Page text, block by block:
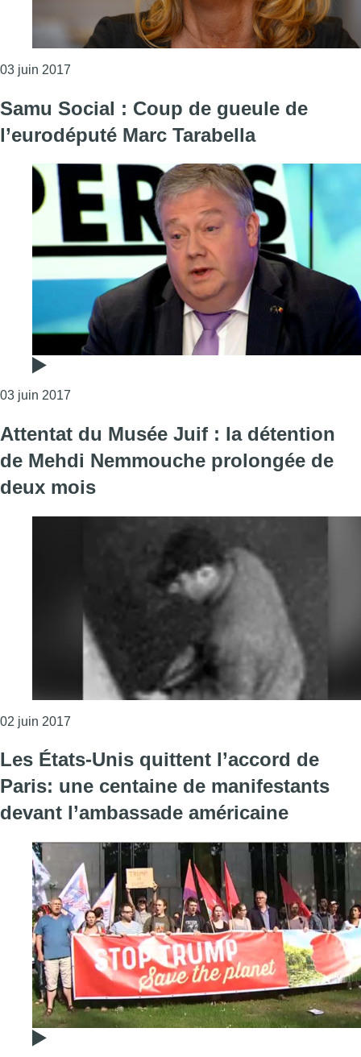
03 juin 2017
Samu Social : Coup de gueule de
l’eurodéputé Marc Tarabella
03 juin 2017
Attentat du Musée Juif : la détention
de Mehdi Nemmouche prolongée de
deux mois
02 juin 2017
Les États-Unis quittent l’accord de
Paris: une centaine de manifestants
devant l’ambassade américaine